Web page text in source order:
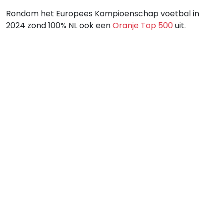
Rondom het Europees Kampioenschap voetbal in
2024 zond 100% NL ook eenOranje Top 500uit.